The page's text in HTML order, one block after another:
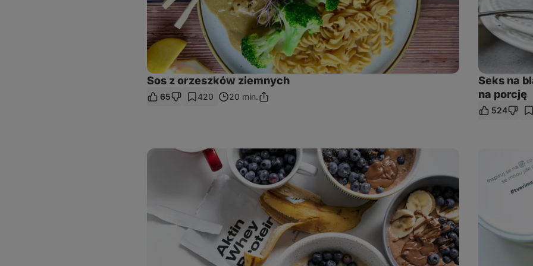
Sos z orzeszków ziemnych
65 420 20 min.Podziel
Seks na
na porcję
524
Owsianka
mikrofali